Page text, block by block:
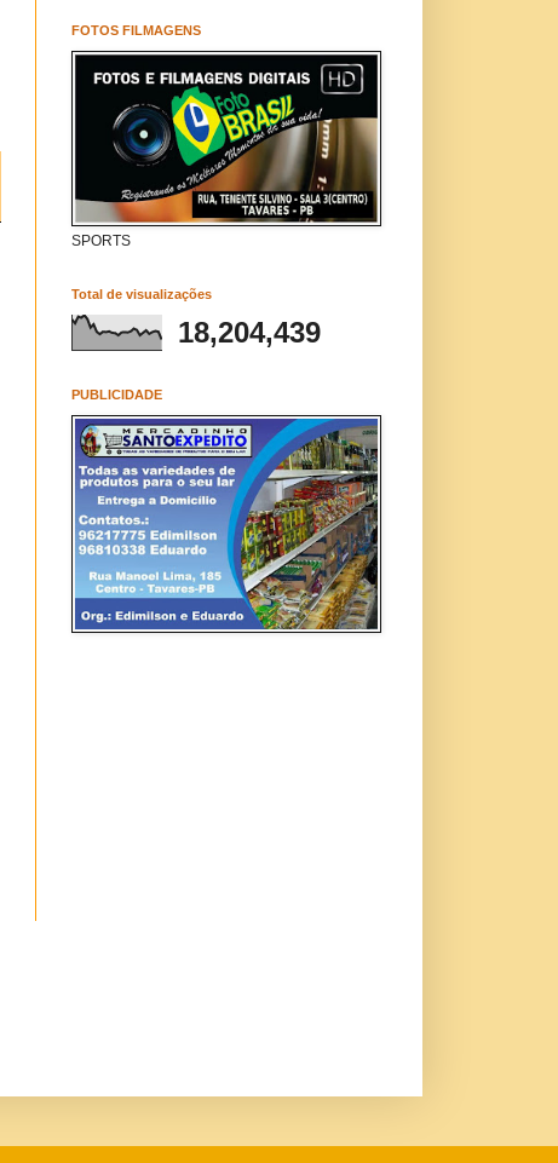
FOTOS FILMAGENS
SPORTS
Total de visualizações
18,204,439
PUBLICIDADE